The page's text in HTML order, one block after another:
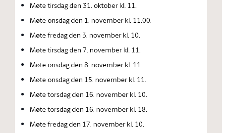
Møte tirsdag den 31. oktober kl. 11.
Møte onsdag den 1. november kl. 11.00.
Møte fredag den 3. november kl. 10.
Møte tirsdag den 7. november kl. 11.
Møte onsdag den 8. november kl. 11.
Møte onsdag den 15. november kl. 11.
Møte torsdag den 16. november kl. 10.
Møte torsdag den 16. november kl. 18.
Møte fredag den 17. november kl. 10.